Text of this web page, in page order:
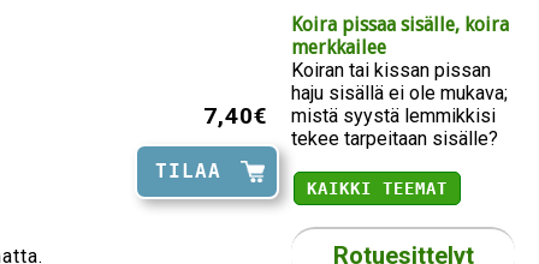
7,40€
TILAA
Koira pissaa sisälle, koira
merkkailee
Koiran tai kissan pissan
haju sisällä ei ole mukava;
mistä syystä lemmikkisi
tekee tarpeitaan sisälle?
KAIKKI TEEMAT
Rotuesittelyt